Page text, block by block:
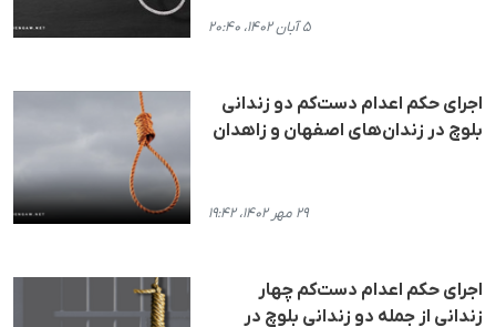
۵ آبان ۱۴۰۲، ۲۰:۴۰
اجرای حکم اعدام دست‌کم دو زندانی
بلوچ در زندان‌های اصفهان و زاهدان
۲۹ مهر ۱۴۰۲، ۱۹:۴۲
اجرای حکم اعدام دست‌کم چهار
زندانی از جمله دو زندانی بلوچ در